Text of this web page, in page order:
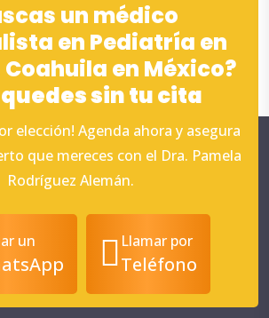
un médico
en Pediatría en
en México?
sin tu cita
elección! Agenda ahora y asegura
que mereces con el Dra. Pamela
Rodríguez Alemán.
un Llamar por
Teléfono